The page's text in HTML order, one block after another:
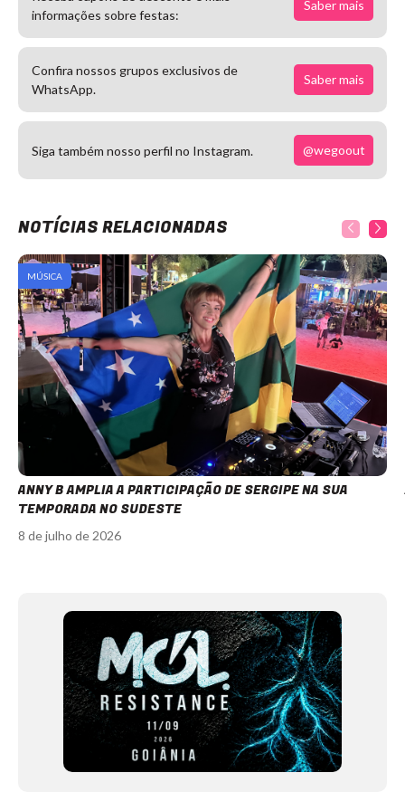
informações sobre festas:
Saber mais
Confira nossos grupos exclusivos de
WhatsApp.
Saber mais
Siga também nosso perfil no Instagram. @wegoout
NOTÍCIAS RELACIONADAS
MÚSICA
ANNY B AMPLIA A PARTICIPAÇÃO DE SERGIPE NA SUA
TEMPORADA NO SUDESTE
8 de julho de 2026